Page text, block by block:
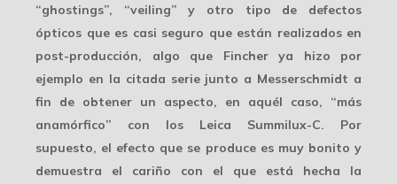
“ghostings”, “veiling” y otro tipo de defectos
ópticos que es casi seguro que están realizados en
post-producción, algo que Fincher ya hizo por
ejemplo en la citada serie junto a Messerschmidt a
fin de obtener un aspecto, en aquél caso, “más
anamórfico” con los Leica Summilux-C. Por
supuesto, el efecto que se produce es muy bonito y
demuestra el cariño con el que está hecha la